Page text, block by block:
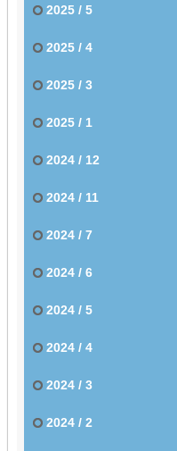
2025 / 5
2025 / 4
2025 / 3
2025 / 1
2024 / 12
2024 / 11
2024 / 7
2024 / 6
2024 / 5
2024 / 4
2024 / 3
2024 / 2